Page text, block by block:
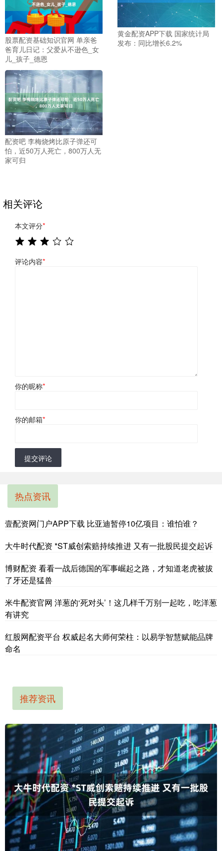
股票配资基础知识官网 单亲爸
爸育儿日记：父爱从不逊色_女
儿_孩子_德恩
黄金配资APP下载 国家统计局
发布：同比增长6.2%
配资吧 李梅烧烤比原子弹还可
怕，近50万人死亡，800万人无
家可归
相关评论
本文评分*
评论内容*
你的昵称*
你的邮箱*
提交评论
热点资讯
壹配资网门户APP下载 比亚迪暂停10亿项目：谁怕谁？
大牛时代配资 *ST威创索赔持续推进 又有一批股民提交起诉
博财配资 看看一战后德国的军事崛起之路，才知道老虎被拔
了牙还是猛兽
米牛配资官网 洋葱的‘死对头’！这几样千万别一起吃，吃洋葱
有讲究
红股网配资平台 权威起名大师何荣柱：以易学智慧赋能品牌
命名
推荐资讯